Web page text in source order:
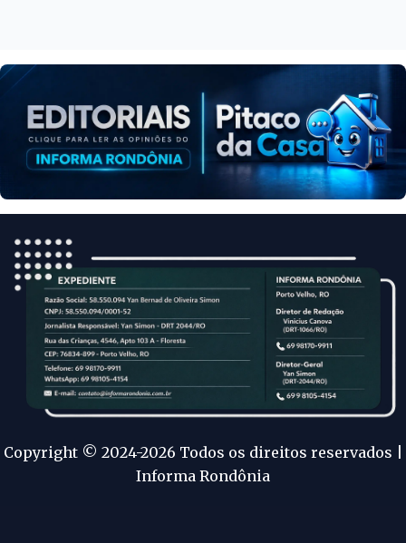
Copyright © 2024-2026 Todos os direitos reservados |
Informa Rondônia